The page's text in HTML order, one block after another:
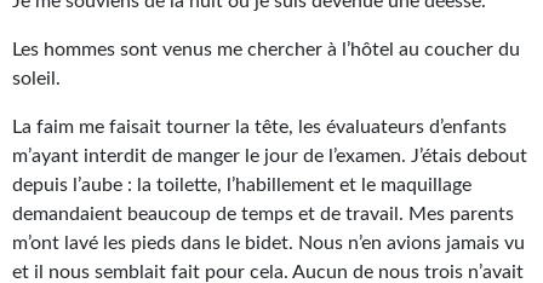
Les critiques
Le blog
Le prix des lecteurs
GOODIES
Goodies Gotland
Les hommes sont venus me chercher à l’hôtel au coucher du
soleil.
La faim me faisait tourner la tête, les évaluateurs d’enfants
m’ayant interdit de manger le jour de l’examen. J’étais debout
depuis l’aube : la toilette, l’habillement et le maquillage
demandaient beaucoup de temps et de travail. Mes parents
m’ont lavé les pieds dans le bidet. Nous n’en avions jamais vu
et il nous semblait fait pour cela. Aucun de nous trois n’avait